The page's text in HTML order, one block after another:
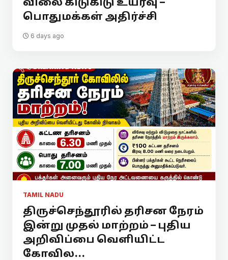
பொதுமக்கள் அதிர்ச்சி
6 days ago
TAMIL NADU
திருச்செந்தூரில் தரிசன நேரம்
இன்று முதல் மாற்றம் – புதிய
அறிவிப்பை வெளியிட்ட
கோவில...